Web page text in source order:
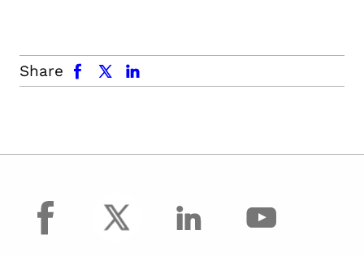
Share
facebook x.com linkedin
facebook